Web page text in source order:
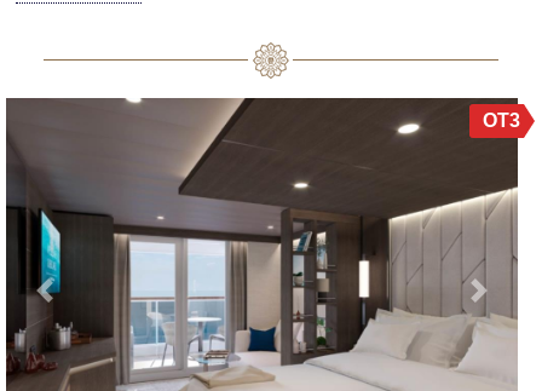
Previous Next
OT3